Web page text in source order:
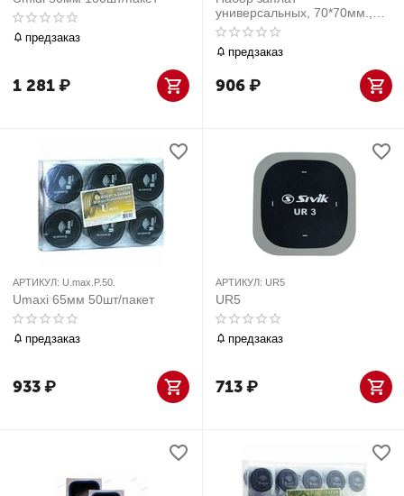
предзаказ
1 281₽
универсальных, 70*70мм.,
50шт
предзаказ
906₽
АРТИКУЛ: U.max.P.50.
Umaxi 65мм 50шт/пакет
предзаказ
933₽
АРТИКУЛ: UR5
UR5
предзаказ
713₽